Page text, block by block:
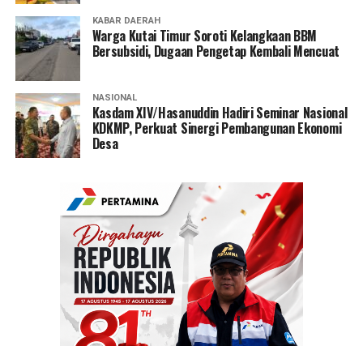
KABAR DAERAH
Warga Kutai Timur Soroti Kelangkaan BBM
Bersubsidi, Dugaan Pengetap Kembali Mencuat
NASIONAL
Kasdam XIV/Hasanuddin Hadiri Seminar Nasional
KDKMP, Perkuat Sinergi Pembangunan Ekonomi
Desa